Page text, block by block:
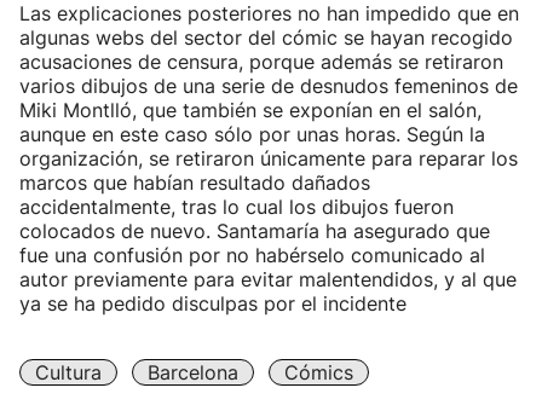
Las explicaciones posteriores no han impedido que en
algunas webs del sector del cómic se hayan recogido
acusaciones de censura, porque además se retiraron
varios dibujos de una serie de desnudos femeninos de
Miki Montlló, que también se exponían en el salón,
aunque en este caso sólo por unas horas. Según la
organización, se retiraron únicamente para reparar los
marcos que habían resultado dañados
accidentalmente, tras lo cual los dibujos fueron
colocados de nuevo. Santamaría ha asegurado que
fue una confusión por no habérselo comunicado al
autor previamente para evitar malentendidos, y al que
ya se ha pedido disculpas por el incidente
Cultura Barcelona Cómics